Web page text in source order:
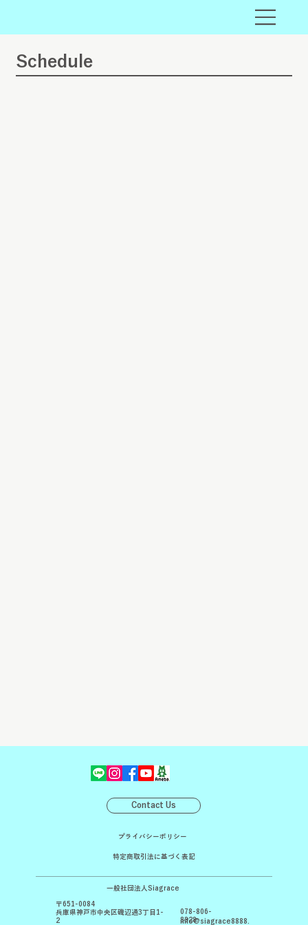
​Schedule
プライバシーポリシー
特定商取引法に基づく表記
info@siagrace8888.
078-806-
8828
一般社団法人Siagrace
〒651-0084
兵庫県神戸市中央区磯辺通3丁目1-
2
Contact Us